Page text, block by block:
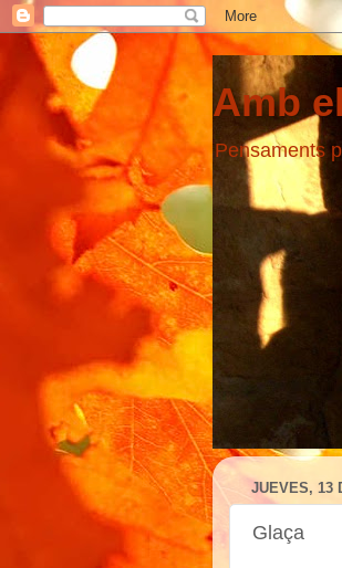
Amb
Pensaments
JUEVES, 13
Glaça